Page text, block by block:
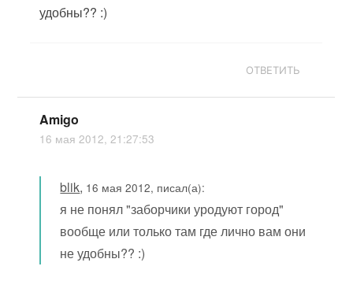
удобны?? :)
ОТВЕТИТЬ
Amigo
16 мая 2012, 21:27:53
blik, 16 мая 2012, писал(а):
я не понял "заборчики уродуют город"
вообще или только там где лично вам они
не удобны?? :)